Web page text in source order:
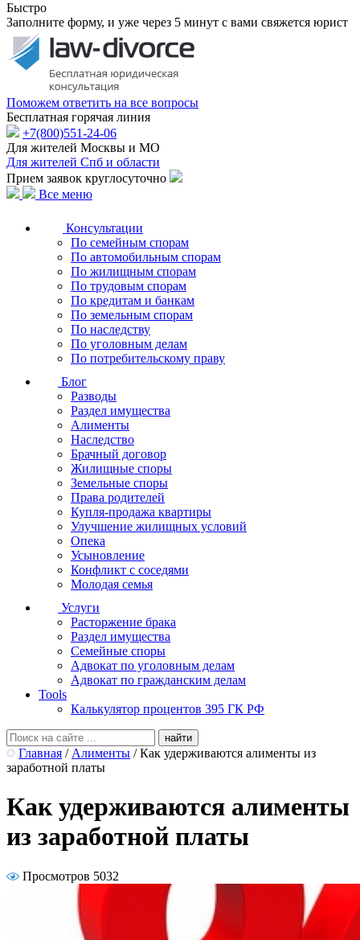
Быстро
Заполните форму, и уже через 5 минут с вами свяжется юрист
Поможем ответить на все вопросы
Бесплатная горячая линия
+7(800)551-24-06
Для жителей Москвы и МО
Для жителей Спб и области
Прием заявок круглосуточно
Все меню
Консультации
По семейным спорам
По автомобильным спорам
По жилищным спорам
По трудовым спорам
По кредитам и банкам
По земельным спорам
По наследству
По уголовным делам
По потребительскому праву
Блог
Разводы
Раздел имущества
Алименты
Наследство
Брачный договор
Жилищные споры
Земельные споры
Права родителей
Купля-продажа квартиры
Улучшение жилищных условий
Опека
Усыновление
Конфликт с соседями
Молодая семья
Услуги
Расторжение брака
Раздел имущества
Семейные споры
Адвокат по уголовным делам
Адвокат по гражданским делам
Tools
Калькулятор процентов 395 ГК РФ
Главная / Алименты / Как удерживаются алименты из
заработной платы
Как удерживаются алименты
из заработной платы
Просмотров 5032